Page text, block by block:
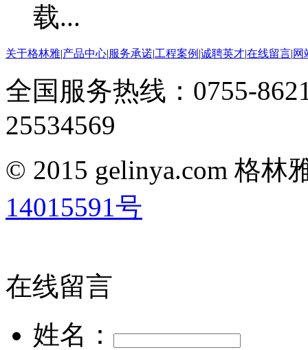
关于格林雅|产品中心|服务承诺|工程案例 |诚聘英才|在线留言|网
全国服务热线：0755-
25534569
© 2015 gelinya.com 格
14015591号
在线留言
姓名：